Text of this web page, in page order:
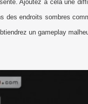
Ajoutez à cela une
des endroits sombres
un gameplay